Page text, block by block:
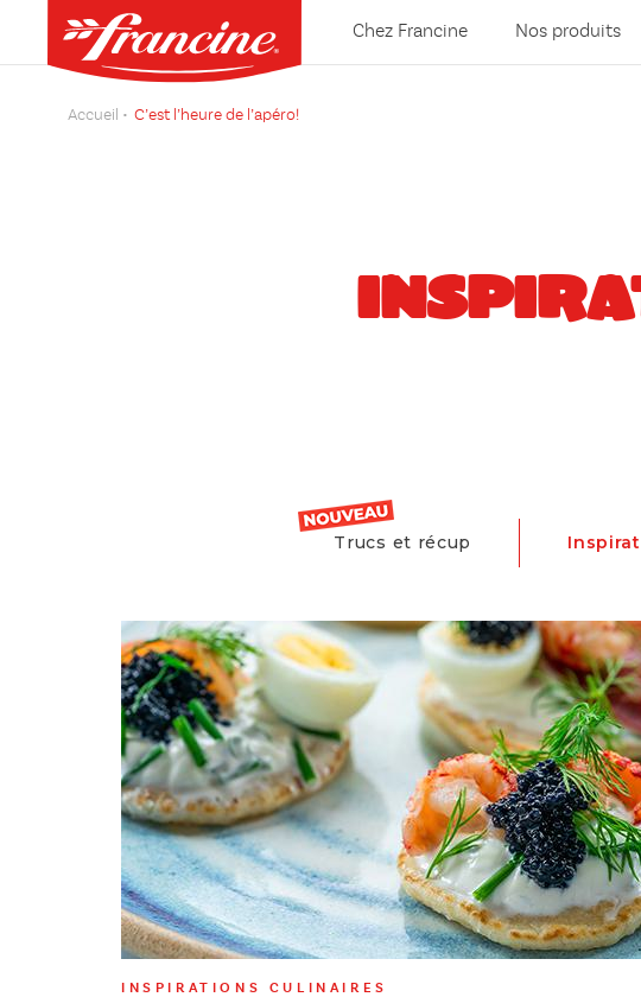
Chez Francine Nos produits
Accueil C’est l’heure de l’apéro!
Trucs et récup
INSPIRATIONS CULINAIRES